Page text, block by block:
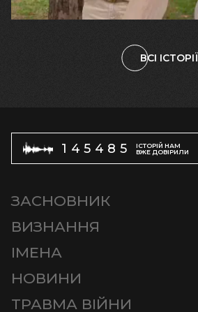
племінницю"
ВСІ ІСТОРІЇ
145485
ІСТОРІЙ НАМ
ВЖЕ ДОВІРИЛИ
ЗАСНОВНИК
ВИЗНАННЯ
ІМЕНА
НОВИНИ
ТРАВМА ВІЙНИ